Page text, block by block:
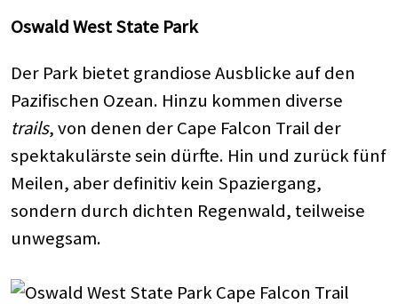
Oswald West State Park
Der Park bietet grandiose Ausblicke auf den
Pazifischen Ozean. Hinzu kommen diverse
trails, von denen der Cape Falcon Trail der
spektakulärste sein dürfte. Hin und zurück fünf
Meilen, aber definitiv kein Spaziergang,
sondern durch dichten Regenwald, teilweise
unwegsam.